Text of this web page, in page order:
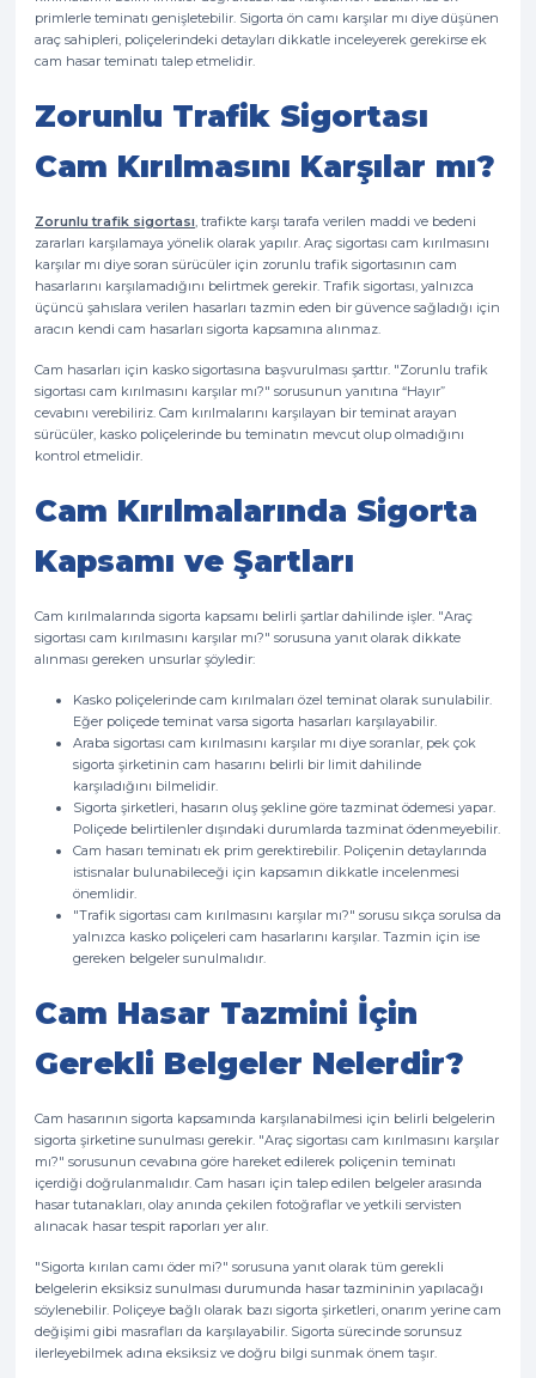
primlerle teminatı genişletebilir. Sigorta ön camı karşılar mı diye düşünen
araç sahipleri, poliçelerindeki detayları dikkatle inceleyerek gerekirse ek
cam hasar teminatı talep etmelidir.
Zorunlu Trafik Sigortası
Cam Kırılmasını Karşılar mı?
Zorunlu trafik sigortası, trafikte karşı tarafa verilen maddi ve bedeni
zararları karşılamaya yönelik olarak yapılır. Araç sigortası cam kırılmasını
karşılar mı diye soran sürücüler için zorunlu trafik sigortasının cam
hasarlarını karşılamadığını belirtmek gerekir. Trafik sigortası, yalnızca
üçüncü şahıslara verilen hasarları tazmin eden bir güvence sağladığı için
aracın kendi cam hasarları sigorta kapsamına alınmaz.
Cam hasarları için kasko sigortasına başvurulması şarttır. "Zorunlu trafik
sigortası cam kırılmasını karşılar mı?" sorusunun yanıtına “Hayır”
cevabını verebiliriz. Cam kırılmalarını karşılayan bir teminat arayan
sürücüler, kasko poliçelerinde bu teminatın mevcut olup olmadığını
kontrol etmelidir.
Cam Kırılmalarında Sigorta
Kapsamı ve Şartları
Cam kırılmalarında sigorta kapsamı belirli şartlar dahilinde işler. "Araç
sigortası cam kırılmasını karşılar mı?" sorusuna yanıt olarak dikkate
alınması gereken unsurlar şöyledir:
Kasko poliçelerinde cam kırılmaları özel teminat olarak sunulabilir.
Eğer poliçede teminat varsa sigorta hasarları karşılayabilir.
Araba sigortası cam kırılmasını karşılar mı diye soranlar, pek çok
sigorta şirketinin cam hasarını belirli bir limit dahilinde
karşıladığını bilmelidir.
Sigorta şirketleri, hasarın oluş şekline göre tazminat ödemesi yapar.
Poliçede belirtilenler dışındaki durumlarda tazminat ödenmeyebilir.
Cam hasarı teminatı ek prim gerektirebilir. Poliçenin detaylarında
istisnalar bulunabileceği için kapsamın dikkatle incelenmesi
önemlidir.
"Trafik sigortası cam kırılmasını karşılar mı?" sorusu sıkça sorulsa da
yalnızca kasko poliçeleri cam hasarlarını karşılar. Tazmin için ise
gereken belgeler sunulmalıdır.
Cam Hasar Tazmini İçin
Gerekli Belgeler Nelerdir?
Cam hasarının sigorta kapsamında karşılanabilmesi için belirli belgelerin
sigorta şirketine sunulması gerekir. "Araç sigortası cam kırılmasını karşılar
mı?" sorusunun cevabına göre hareket edilerek poliçenin teminatı
içerdiği doğrulanmalıdır. Cam hasarı için talep edilen belgeler arasında
hasar tutanakları, olay anında çekilen fotoğraflar ve yetkili servisten
alınacak hasar tespit raporları yer alır.
"Sigorta kırılan camı öder mi?" sorusuna yanıt olarak tüm gerekli
belgelerin eksiksiz sunulması durumunda hasar tazmininin yapılacağı
söylenebilir. Poliçeye bağlı olarak bazı sigorta şirketleri, onarım yerine cam
değişimi gibi masrafları da karşılayabilir. Sigorta sürecinde sorunsuz
ilerleyebilmek adına eksiksiz ve doğru bilgi sunmak önem taşır.